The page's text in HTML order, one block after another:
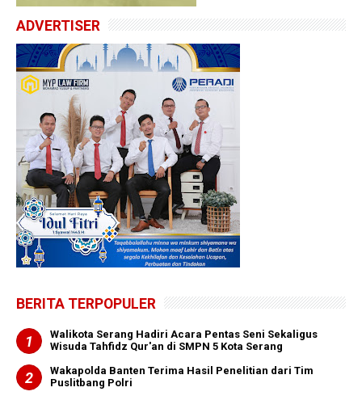
ADVERTISER
BERITA TERPOPULER
Walikota Serang Hadiri Acara Pentas Seni Sekaligus
Wisuda Tahfidz Qur'an di SMPN 5 Kota Serang
Wakapolda Banten Terima Hasil Penelitian dari Tim
Puslitbang Polri